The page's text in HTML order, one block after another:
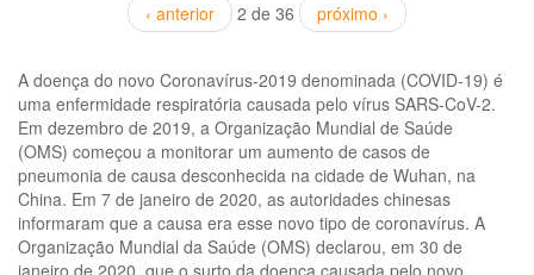
‹ anterior 2 de 36 próximo ›
A doença do novo Coronavírus-2019 denominada (COVID-19) é
uma enfermidade respiratória causada pelo vírus SARS-CoV-2.
Em dezembro de 2019, a Organização Mundial de Saúde
(OMS) começou a monitorar um aumento de casos de
pneumonia de causa desconhecida na cidade de Wuhan, na
China. Em 7 de janeiro de 2020, as autoridades chinesas
informaram que a causa era esse novo tipo de coronavírus. A
Organização Mundial da Saúde (OMS) declarou, em 30 de
janeiro de 2020, que o surto da doença causada pelo novo